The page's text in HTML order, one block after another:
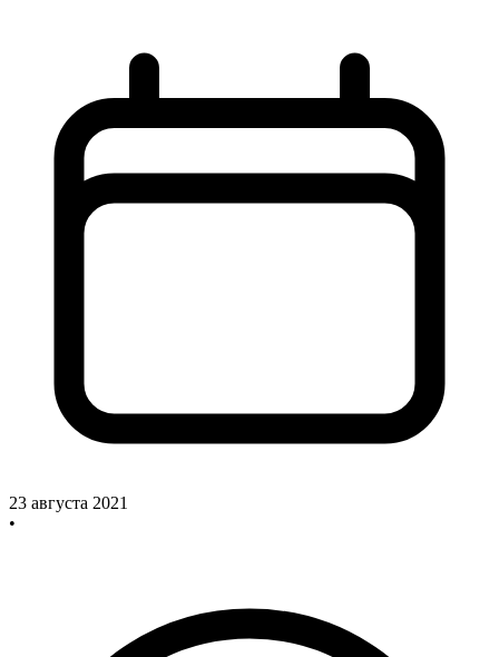
23 августа 2021
•